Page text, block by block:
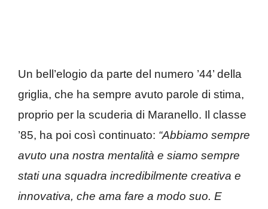
Un bell’elogio da parte del numero ’44’ della
griglia, che ha sempre avuto parole di stima,
proprio per la scuderia di Maranello. Il classe
’85, ha poi così continuato: “Abbiamo sempre
avuto una nostra mentalità e siamo sempre
stati una squadra incredibilmente creativa e
innovativa, che ama fare a modo suo. E